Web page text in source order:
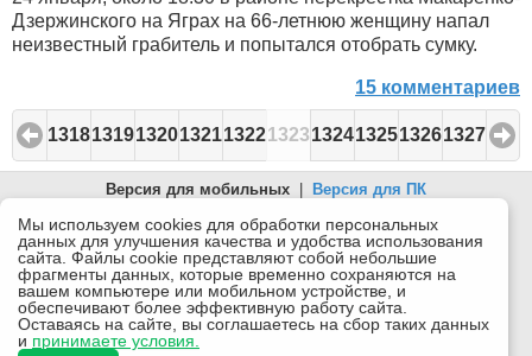
Дзержинского на Яграх на 66-летнюю женщину напал
неизвестный грабитель и попытался отобрать сумку.
15 комментариев
1318131913201321132213231324132513261327
Версия для мобильных | Версия для ПК
© 2026 Беломорканал Северодвинск tv29.ru
Joomla!is Free Software released under the GNU General Public
License.
Mobile version byMobile Joomla!
Desktop Version
Мы используем cookies для обработки персональных
данных для улучшения качества и удобства использования
сайта. Файлы cookie представляют собой небольшие
фрагменты данных, которые временно сохраняются на
вашем компьютере или мобильном устройстве, и
обеспечивают более эффективную работу сайта.
Оставаясь на сайте, вы соглашаетесь на сбор таких данных
и принимаете условия.